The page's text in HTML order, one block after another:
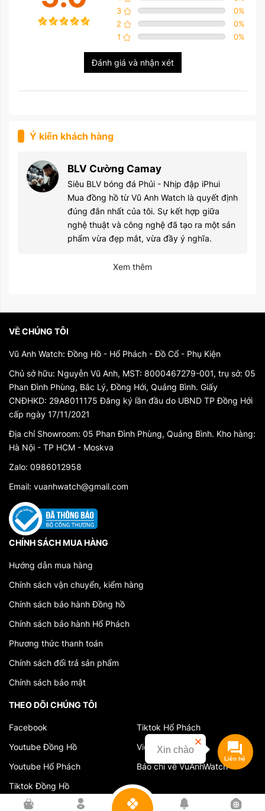
3
0%
2
0%
1
0%
Đánh giá và nhận xét
Ý kiến khách hàng
BLV Cường Camay
Siêu BLV bóng đá Phủi - Nhịp đập iPhui
Mua đồng hồ từ Vũ Anh Watch là quyết định
đúng đắn nhất của tôi. Sự kết hợp giữa
nghệ thuật và công nghệ đã tạo ra một sản
phẩm vừa đẹp mắt, vừa đầy ý nghĩa.
Xem thêm
VỀ CHÚNG TÔI
Vũ Anh Watch: Đồng Hồ - Hổ Phách - Đồ Cổ - Phụ Kiện
Chủ sở hữu: Nguyễn Vũ Anh, MST: 8000467279-001, trụ sở: 05
Phan Đình Phùng, Bắc Lý, Đồng Hới, Quảng Bình. Giấy
CNĐHKD: 29A8011175 Đăng ký lần đầu do UBND TP Đồng Hới
cấp ngày 17/11/2021
Địa chỉ Showroom: 05 Phan Đình Phùng, Quảng Bình. Kho hàng:
Hà Nội - TP HCM - Moskva
Zalo: 0986012958
Email: vuanhwatch@gmail.com
CHÍNH SÁCH MUA HÀNG
Hướng dẫn mua hàng
Chính sách vận chuyển, kiểm hàng
Chính sách bảo hành Đồng hồ
Chính sách bảo hành Hổ Phách
Phương thức thanh toán
Chính sách đổi trả sản phẩm
Chính sách bảo mật
THEO DÕI CHÚNG TÔI
Facebook
Youtube Đồng Hồ
Youtube Hổ Phách
Tiktok Đồng Hồ
Tiktok Hổ Phách
Video cửa hàng
Báo chí về VuAnhWatch
Xin chào